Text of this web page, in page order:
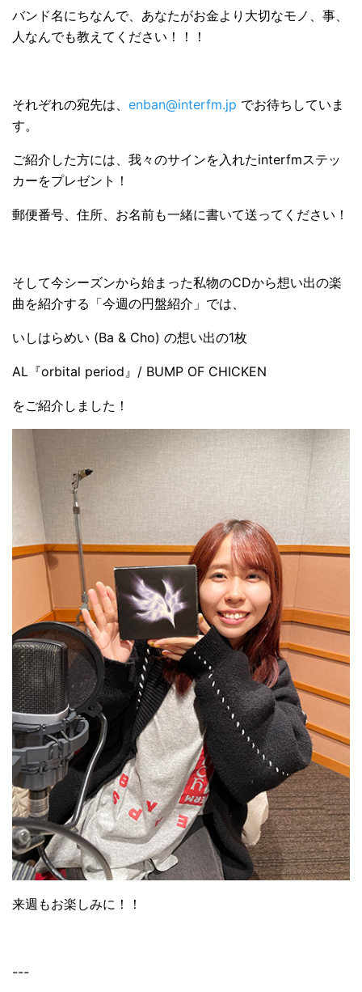
バンド名にちなんで、あなたがお金より大切なモノ、事、
人なんでも教えてください！！！
それぞれの宛先は、 enban@interfm.jp でお待ちしていま
す。
ご紹介した方には、我々のサインを入れたinterfmステッ
カーをプレゼント！
郵便番号、住所、お名前も一緒に書いて送ってください！
そして今シーズンから始まった私物のCDから想い出の楽
曲を紹介する「今週の円盤紹介」では、
いしはらめい (Ba & Cho) の想い出の1枚
AL『orbital period』/ BUMP OF CHICKEN
をご紹介しました！
来週もお楽しみに！！
---